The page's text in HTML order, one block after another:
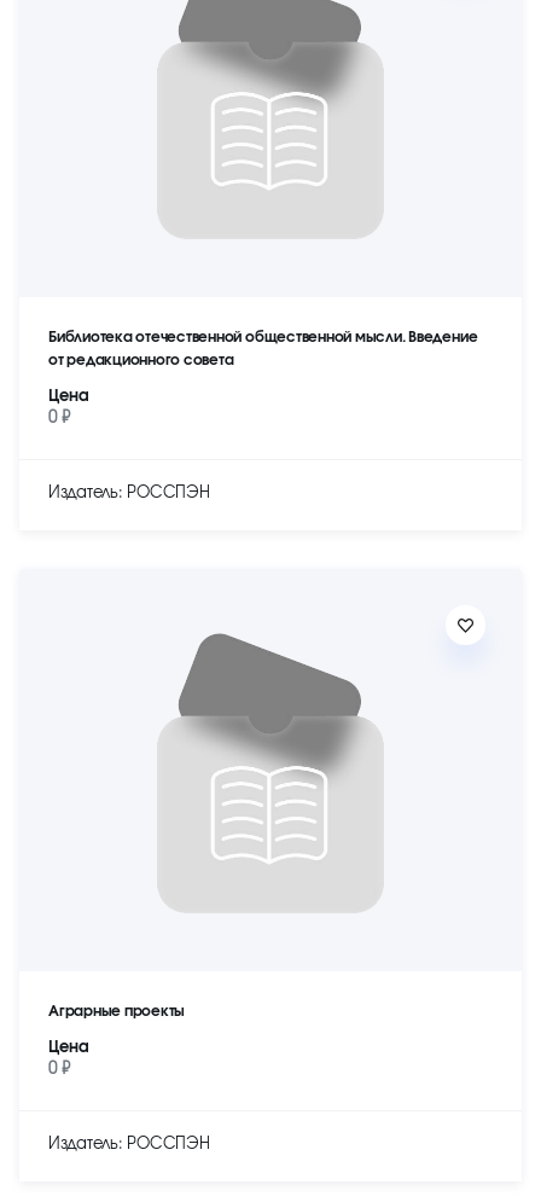
Библиотека отечественной общественной мысли. Введение
от редакционного совета
Цена
0 ₽
Издатель: РОССПЭН
Аграрные проекты
Цена
0 ₽
Издатель: РОССПЭН